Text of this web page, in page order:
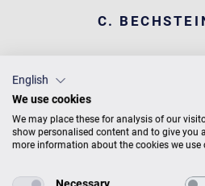
C.
English
We use cookies
We may place these for analysis of our
show personalised content and to give you
more information about the cookies we use